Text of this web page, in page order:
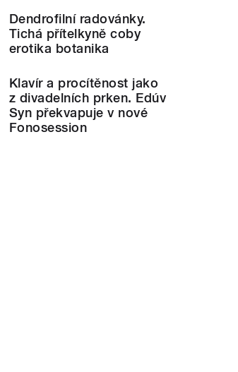
Dendrofilní radovánky.
Tichá přítelkyně coby
erotika botanika
Klavír a procítěnost jako
z divadelních prken. Edúv
Syn překvapuje v nové
Fonosession